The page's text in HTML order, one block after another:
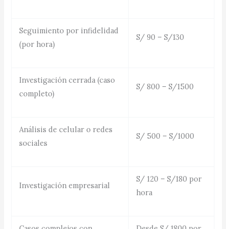
Seguimiento por infidelidad
(por hora)
S/ 90 – S/130
Investigación cerrada (caso
completo)
S/ 800 – S/1500
Análisis de celular o redes
sociales
S/ 500 – S/1000
Investigación empresarial
S/ 120 – S/180 por
hora